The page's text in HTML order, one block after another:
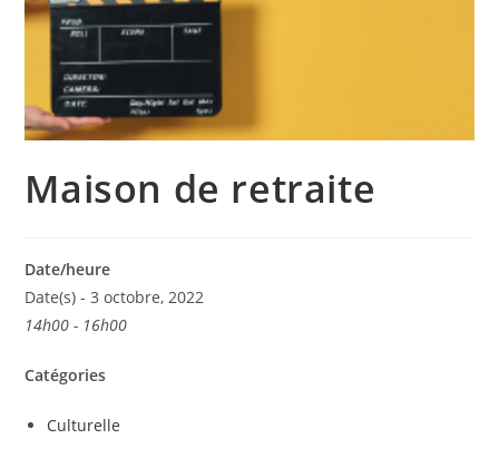
Maison de retraite
Date/heure
Date(s) - 3 octobre, 2022
14h00 - 16h00
Catégories
Culturelle